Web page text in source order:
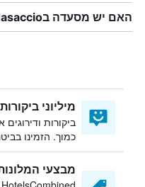
האם יש מסעדה בMasaccio?
מיליוני ביקורות
ביקורות
כמוך. הזמינו
מבצעי